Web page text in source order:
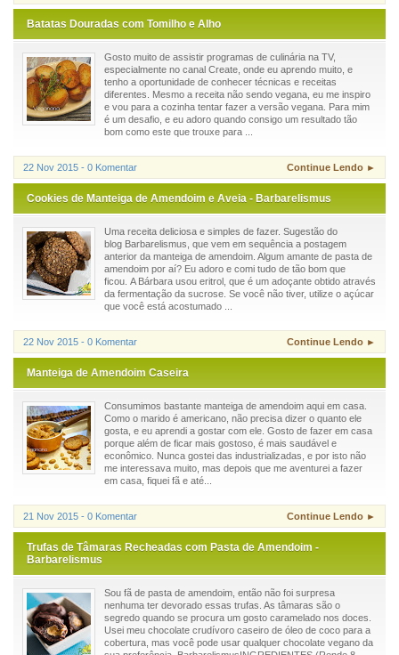
Batatas Douradas com Tomilho e Alho
Gosto muito de assistir programas de culinária na TV,
especialmente no canal Create, onde eu aprendo muito, e
tenho a oportunidade de conhecer técnicas e receitas
diferentes. Mesmo a receita não sendo vegana, eu me inspiro
e vou para a cozinha tentar fazer a versão vegana. Para mim
é um desafio, e eu adoro quando consigo um resultado tão
bom como este que trouxe para ...
22 Nov 2015 - 0 Komentar Continue Lendo ►
Cookies de Manteiga de Amendoim e Aveia - Barbarelismus
Uma receita deliciosa e simples de fazer. Sugestão do
blog Barbarelismus, que vem em sequência a postagem
anterior da manteiga de amendoim. Algum amante de pasta de
amendoim por aí? Eu adoro e comi tudo de tão bom que
ficou. A Bárbara usou eritrol, que é um adoçante obtido através
da fermentação da sucrose. Se você não tiver, utilize o açúcar
que você está acostumado ...
22 Nov 2015 - 0 Komentar Continue Lendo ►
Manteiga de Amendoim Caseira
Consumimos bastante manteiga de amendoim aqui em casa.
Como o marido é americano, não precisa dizer o quanto ele
gosta, e eu aprendi a gostar com ele. Gosto de fazer em casa
porque além de ficar mais gostoso, é mais saudável e
econômico. Nunca gostei das industrializadas, e por isto não
me interessava muito, mas depois que me aventurei a fazer
em casa, fiquei fã e até...
21 Nov 2015 - 0 Komentar Continue Lendo ►
Trufas de Tâmaras Recheadas com Pasta de Amendoim -
Barbarelismus
Sou fã de pasta de amendoim, então não foi surpresa
nenhuma ter devorado essas trufas. As tâmaras são o
segredo quando se procura um gosto caramelado nos doces.
Usei meu chocolate crudívoro caseiro de óleo de coco para a
cobertura, mas você pode usar qualquer chocolate vegano da